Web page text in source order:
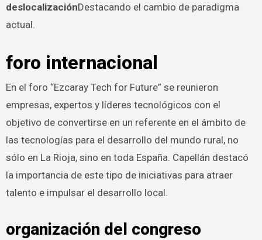
deslocalizaciónDestacando el cambio de paradigma
actual.
foro internacional
En el foro “Ezcaray Tech for Future” se reunieron
empresas, expertos y líderes tecnológicos con el
objetivo de convertirse en un referente en el ámbito de
las tecnologías para el desarrollo del mundo rural, no
sólo en La Rioja, sino en toda España. Capellán destacó
la importancia de este tipo de iniciativas para atraer
talento e impulsar el desarrollo local.
organización del congreso